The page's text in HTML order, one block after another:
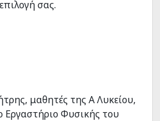
σας.
μαθητές της Α Λυκείου,
Εργαστήριο Φυσικής του